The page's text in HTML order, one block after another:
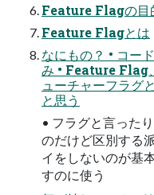
Feature Flagの目
Feature Flagとは
なにもの？ • コー
み • Feature Flag
ューチャーフラグ
と思う
• フラグと言った
のだけど区別する
イをしないのが基
すのに使う